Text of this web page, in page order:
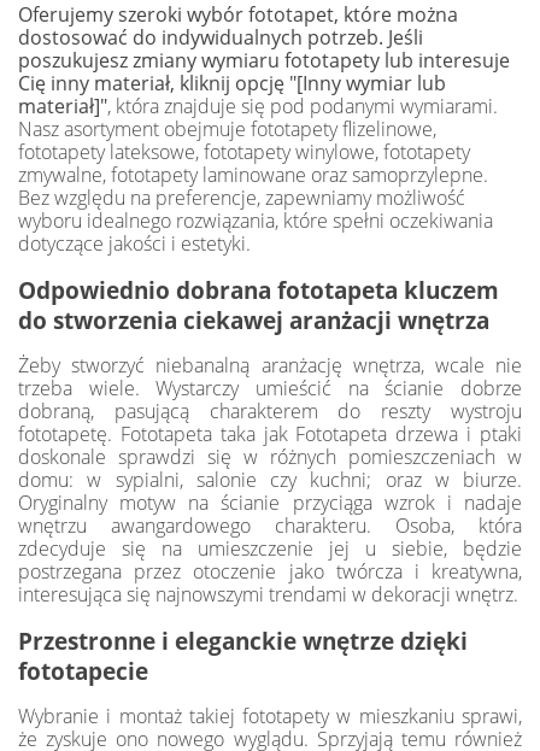
Oferujemy szeroki wybór fototapet, które można
dostosować do indywidualnych potrzeb. Jeśli
poszukujesz zmiany wymiaru fototapety lub interesuje
Cię inny materiał, kliknij opcję "[Inny wymiar lub
materiał]", która znajduje się pod podanymi wymiarami.
Nasz asortyment obejmuje fototapety flizelinowe,
fototapety lateksowe, fototapety winylowe, fototapety
zmywalne, fototapety laminowane oraz samoprzylepne.
Bez względu na preferencje, zapewniamy możliwość
wyboru idealnego rozwiązania, które spełni oczekiwania
dotyczące jakości i estetyki.
Odpowiednio dobrana fototapeta kluczem
do stworzenia ciekawej aranżacji wnętrza
Żeby stworzyć niebanalną aranżację wnętrza, wcale nie
trzeba wiele. Wystarczy umieścić na ścianie dobrze
dobraną, pasującą charakterem do reszty wystroju
fototapetę. Fototapeta taka jak Fototapeta drzewa i ptaki
doskonale sprawdzi się w różnych pomieszczeniach w
domu: w sypialni, salonie czy kuchni; oraz w biurze.
Oryginalny motyw na ścianie przyciąga wzrok i nadaje
wnętrzu awangardowego charakteru. Osoba, która
zdecyduje się na umieszczenie jej u siebie, będzie
postrzegana przez otoczenie jako twórcza i kreatywna,
interesująca się najnowszymi trendami w dekoracji wnętrz.
Przestronne i eleganckie wnętrze dzięki
fototapecie
Wybranie i montaż takiej fototapety w mieszkaniu sprawi,
że zyskuje ono nowego wyglądu. Sprzyjają temu również